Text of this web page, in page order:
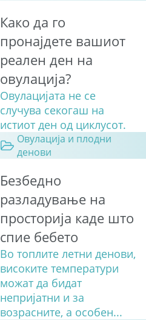
Како да го
пронајдете вашиот
реален ден на
овулација?
Овулацијата не се
случува секогаш на
истиот ден од циклусот.
Овулација и плодни
денови
Безбедно
разладување на
просторија каде што
спие бебето
Во топлите летни денови,
високите температури
можат да бидат
непријатни и за
возрасните, а особен...